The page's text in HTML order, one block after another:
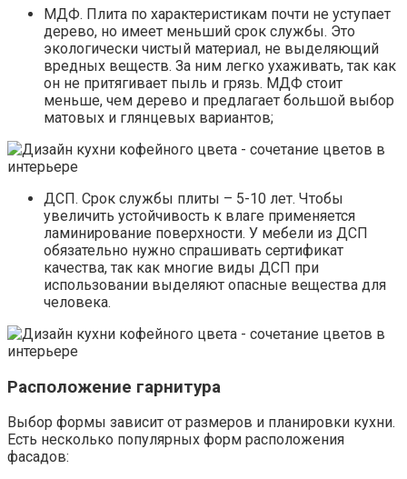
МДФ. Плита по характеристикам почти не уступает
дерево, но имеет меньший срок службы. Это
экологически чистый материал, не выделяющий
вредных веществ. За ним легко ухаживать, так как
он не притягивает пыль и грязь. МДФ стоит
меньше, чем дерево и предлагает большой выбор
матовых и глянцевых вариантов;
ДСП. Срок службы плиты – 5-10 лет. Чтобы
увеличить устойчивость к влаге применяется
ламинирование поверхности. У мебели из ДСП
обязательно нужно спрашивать сертификат
качества, так как многие виды ДСП при
использовании выделяют опасные вещества для
человека.
Расположение гарнитура
Выбор формы зависит от размеров и планировки кухни.
Есть несколько популярных форм расположения
фасадов: